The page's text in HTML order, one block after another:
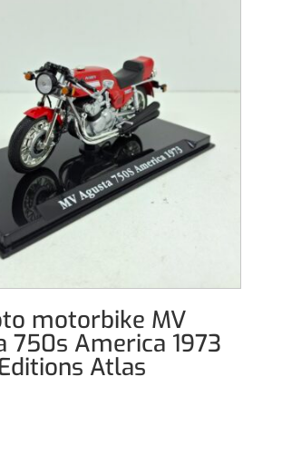
motorbike MV
750s America 1973
Atlas